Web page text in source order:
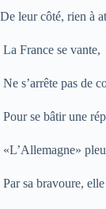
De leur côté, rien à
La France se vante,
Ne s’arrête pas de
Pour se bâtir une
«L’Allemagne»
Par sa bravoure,